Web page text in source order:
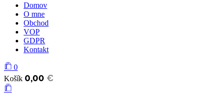
Domov
O mne
Obchod
VOP
GDPR
Kontakt
0
Košík 0,00 €